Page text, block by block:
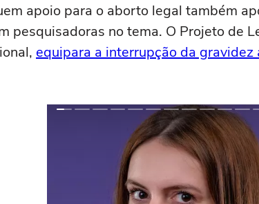
apoio para o aborto legal também
pesquisadoras no tema. O Projeto de
equipara a interrupção da